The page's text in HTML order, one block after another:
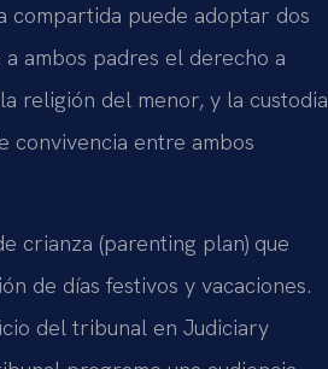
compartida puede adoptar dos
ambos padres el derecho a
religión del menor, y la custodia
convivencia entre ambos
crianza (parenting plan) que
de días festivos y vacaciones.
del tribunal en Judiciary